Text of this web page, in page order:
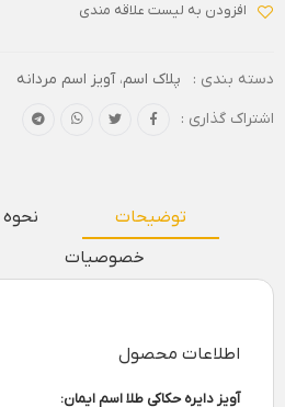
افزودن به لیست علاقه مندی
دسته بندی : پلاک اسم،آویز اسم مردانه
اشتراک گذاری :
توضیحات
خصوصیات
اطلاعات محصول
آویز دایره حکاکی طلا اسم ایمان: